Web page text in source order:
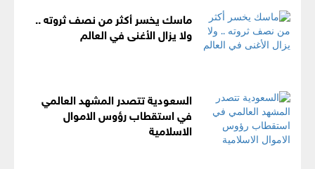
ماسك يخسر أكثر من نصف ثروته ..
ولا يزال الأغنى في العالم
السعودية تتصدر المشهد العالمي
في استقطاب رؤوس الاموال
الاسلامية